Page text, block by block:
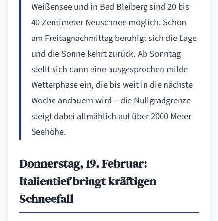
Weißensee und in Bad Bleiberg sind 20 bis
40 Zentimeter Neuschnee möglich. Schon
am Freitagnachmittag beruhigt sich die Lage
und die Sonne kehrt zurück. Ab Sonntag
stellt sich dann eine ausgesprochen milde
Wetterphase ein, die bis weit in die nächste
Woche andauern wird – die Nullgradgrenze
steigt dabei allmählich auf über 2000 Meter
Seehöhe.
Donnerstag, 19. Februar:
Italientief bringt kräftigen
Schneefall